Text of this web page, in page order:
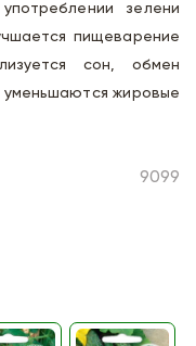
зелени
пищеварение
сон, обмен
жировые
9099